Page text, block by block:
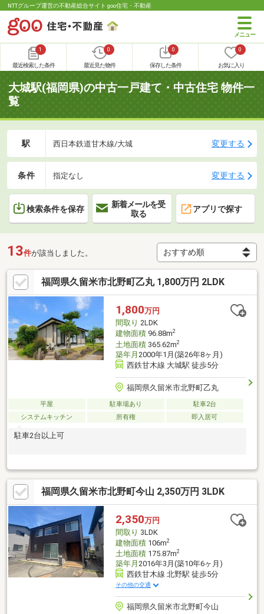
NTTグループ運営の不動産総合サイト goo住宅・不動産
1
最近検索した条件
0
最近見た物件
0
保存した条件
0
お気に入り
大城駅(福岡県)の中古一戸建て・中古住宅 物件一
覧
駅 西日本鉄道甘木線/大城 変更する
条件 指定なし 変更する
検索条件を保存
新着メールを受
取る
アプリで探す
13件が該当しました。
福岡県久留米市北野町乙丸 1,800万円 2LDK
1,800万円
間取り 2LDK
建物面積96.88m2
土地面積365.62m2
築年月 2000年1月(築26年8ヶ月)
西鉄甘木線 大城駅 徒歩5分
福岡県久留米市北野町乙丸
平屋 駐車場あり
駐車2台
システムキッチン
所有権 即入居可
駐車2台以上可
福岡県久留米市北野町今山 2,350万円 3LDK
2,350万円
間取り 3LDK
建物面積106m2
土地面積175.87m2
築年月 2016年3月(築10年6ヶ月)
西鉄甘木線 北野駅 徒歩5分
その他の交通
福岡県久留米市北野町今山